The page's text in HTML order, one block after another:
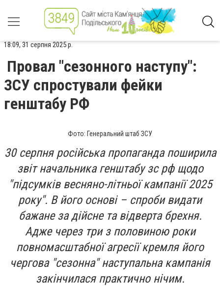
18:09, 31 серпня 2025 р.
Провал "сезонного наступу":
ЗСУ спростували фейки
генштабу РФ
Фото: Генеральний штаб ЗСУ
30 серпня російська пропаганда поширила
звіт начальника генштабу зс рф щодо
"підсумків весняно-літньої кампанії 2025
року". В його основі – спроби видати
бажане за дійсне та відверта брехня.
Адже через три з половиною роки
повномасштабної агресії кремля його
чергова "сезонна" наступальна кампанія
закінчилася практично нічим.